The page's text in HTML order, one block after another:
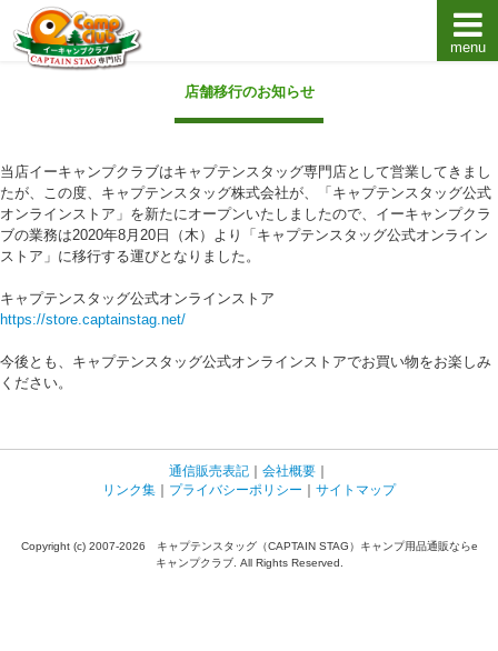
キャプテンスタッグキャンプ用品通販店【eキャンプ
menu
店舗移行のお知らせ
当店イーキャンプクラブはキャプテンスタッグ専門店として営業してきまし
たが、この度、キャプテンスタッグ株式会社が、「キャプテンスタッグ公式
オンラインストア」を新たにオープンいたしましたので、イーキャンプクラ
ブの業務は2020年8月20日（木）より「キャプテンスタッグ公式オンライン
ストア」に移行する運びとなりました。
キャプテンスタッグ公式オンラインストア
https://store.captainstag.net/
今後とも、キャプテンスタッグ公式オンラインストアでお買い物をお楽しみ
ください。
通信販売表記 ｜ 会社概要 ｜
リンク集 ｜ プライバシーポリシー ｜ サイトマップ
Copyright (c) 2007-2026 キャプテンスタッグ（CAPTAIN STAG）キャンプ用品通販ならe
キャンプクラブ. All Rights Reserved.